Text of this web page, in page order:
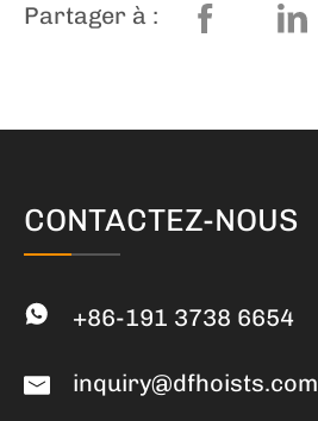
Partager à :
CONTACTEZ-NOUS
+86-191 3738 6654
inquiry@dfhoists.com